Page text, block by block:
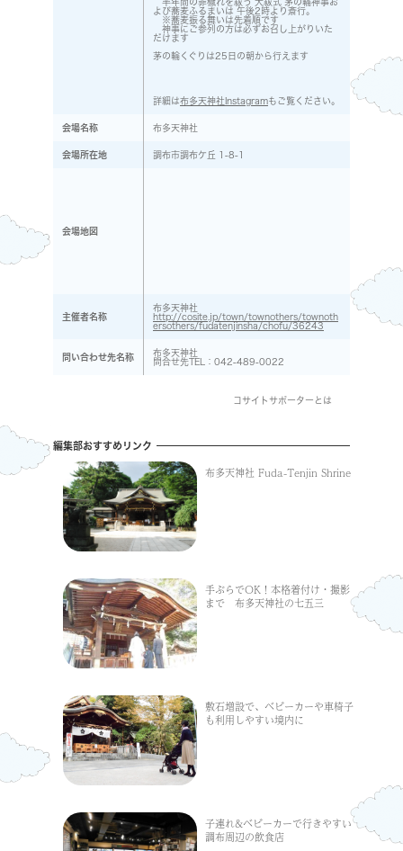
半年間の罪穢れを祓う 大祓式 茅の輪神事お
よび蕎麦ふるまいは 午後2時より斎行。
※蕎麦振る舞いは先着順です
神事にご参列の方は必ずお召し上がりいた
だけます
茅の輪くぐりは25日の朝から行えます
詳細は布多天神社Instagramもご覧ください。
会場名称 布多天神社
会場所在地 調布市調布ケ丘 1-8-1
会場地図
主催者名称
布多天神社
http://cosite.jp/town/townothers/townoth
ersothers/fudatenjinsha/chofu/36243
問い合わせ先名称
布多天神社
問合せ先TEL：042-489-0022
コサイトサポーターとは
編集部おすすめリンク
布多天神社 Fuda-Tenjin Shrine
手ぶらでOK！本格着付け・撮影
まで 布多天神社の七五三
敷石増設で、ベビーカーや車椅子
も利用しやすい境内に
子連れ&ベビーカーで行きやすい
調布周辺の飲食店